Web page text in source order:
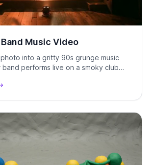
Music Video
into a gritty 90s grunge music
performs live on a smoky club